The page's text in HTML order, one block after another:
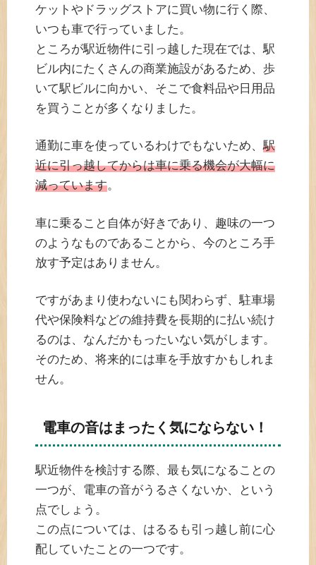
ケットやドラッグストアに買い物に行く際、
いつも車で行っていました。
ところが駅近物件に引っ越した現在では、駅
ビル内にたくさんの商業施設があるため、歩
いて駅ビルに向かい、そこで食料品や日用品
を買うことが多くなりました。
通勤に車を使っているわけでもないため、駅
近に引っ越してからは車に乗る機会が大幅に
減っています。
車に乗ること自体が好きであり、趣味の一つ
のようなものであることから、今のところ手
放す予定はありません。
ですがあまり使わないにも関わらず、駐車場
代や保険料などの維持費を長期的に払い続け
るのは、なんだかもったいない気がします。
そのため、将来的には車を手放すかもしれま
せん。
電車の音はまったく気にならない！
駅近物件を検討する際、最も気になることの
一つが、電車の音がうるさくないか、という
点でしょう。
この点については、はるるも引っ越し前に心
配していたことの一つです。